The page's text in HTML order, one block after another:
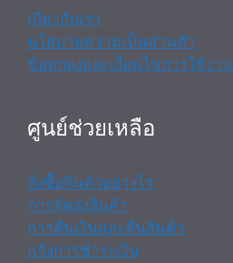
เกี่ยวกับเรา
นโยบายความเป็นส่วนตัว
ข้อตกลงและเงื่อนไขการใช้งาน
ศูนย์ช่วยเหลือ
สั่งซื้อสินค้าอย่างไร
การจัดส่งสินค้า
การคืนเงินและคืนสินค้า
แจ้งการชำระเงิน